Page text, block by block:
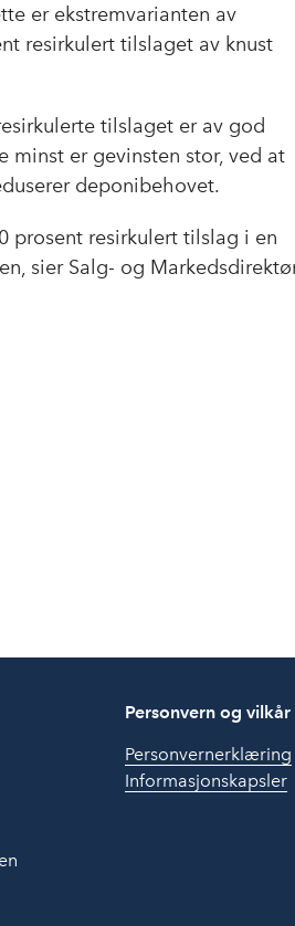
er ekstremvarianten av
resirkulert tilslaget av knust
tilslaget er av god
minst er gevinsten stor, ved at
deponibehovet.
prosent resirkulert tilslag i en
sier Salg- og
Personvern og vilkår
Personvernerklæring
Informasjonskapsler